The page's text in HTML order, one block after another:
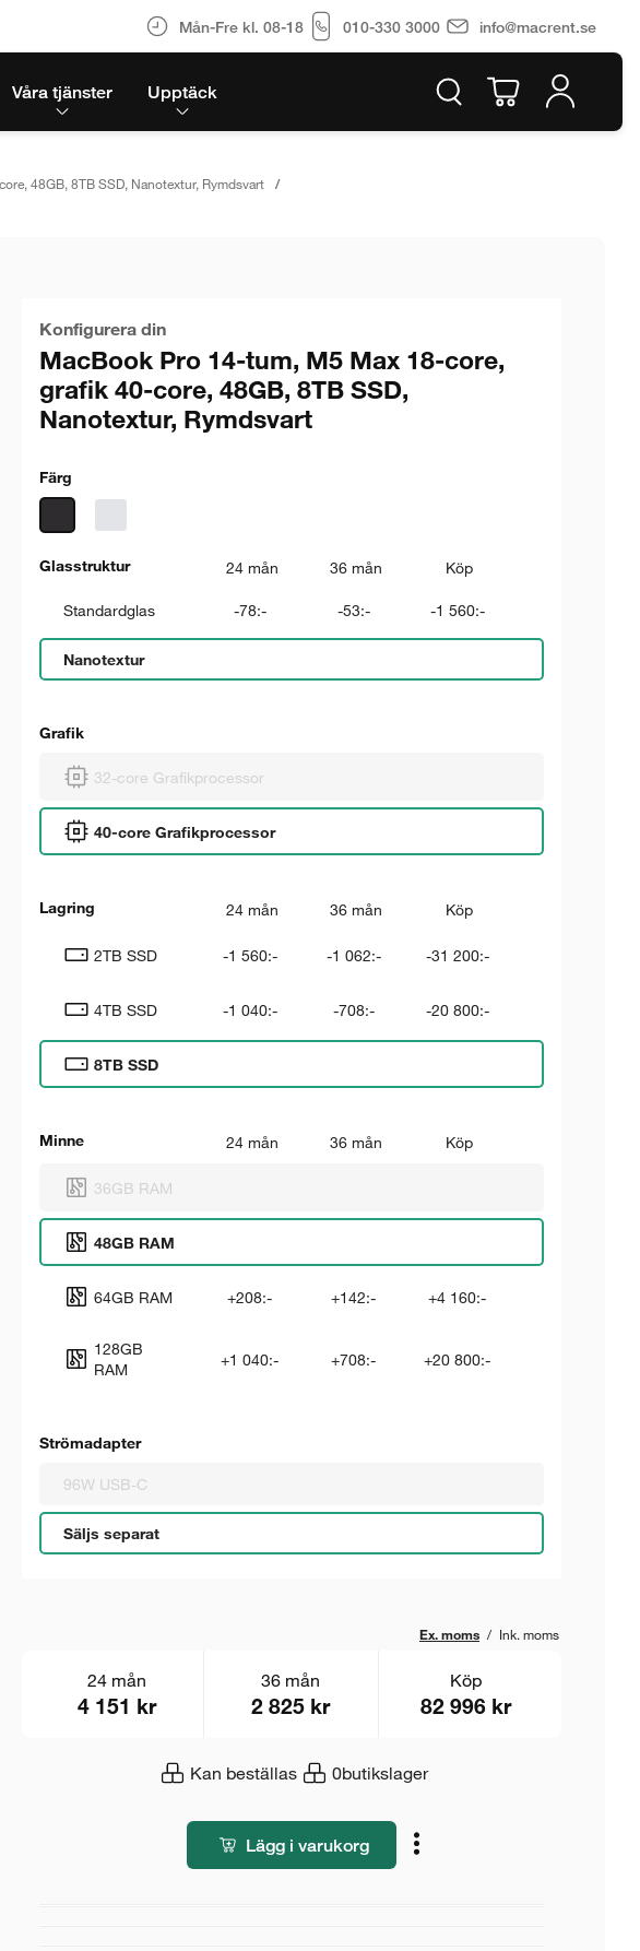
Mån-Fre kl. 08-18 010-330 3000 info@macrent.se
Våra tjänster Upptäck
48GB, 8TB SSD, Nanotextur, Rymdsvart
Konfigurera din
MacBook Pro 14-tum, M5 Max 18-core,
grafik 40-core, 48GB, 8TB SSD,
Nanotextur, Rymdsvart
Färg
Glasstruktur 24 mån 36 mån Köp
Standardglas -78:- -53:- -1 560:-
Nanotextur
Grafik
32-core Grafik­processor
40-core Grafik­processor
Lagring 24 mån 36 mån Köp
2TB SSD -1 560:- -1 062:- -31 200:-
4TB SSD -1 040:- -708:- -20 800:-
8TB SSD
Minne 24 mån 36 mån Köp
36GB RAM
48GB RAM
64GB RAM +208:- +142:- +4 160:-
128GB
RAM
+1 040:- +708:- +20 800:-
Strömadapter
96W USB-C
Säljs separat
Ex. moms / Ink. moms
Kan beställas 0butikslager
24 mån
4 151 kr
36 mån
2 825 kr
Köp
82 996 kr
Lägg i varukorg